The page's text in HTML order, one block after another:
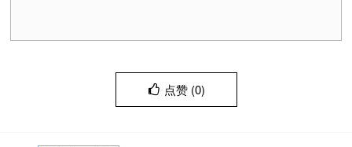
点赞 (0)